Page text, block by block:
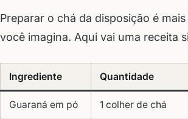
Preparar o chá da disposição é
você imagina. Aqui vai uma receita
Ingrediente Quantidade
Guaraná em pó 1 colher de chá